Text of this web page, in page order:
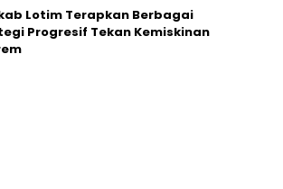
Lotim Terapkan Berbagai
Progresif Tekan Kemiskinan